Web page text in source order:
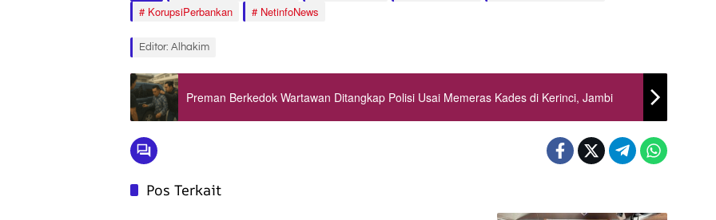
KorupsiPerbankan
NetinfoNews
Editor: Alhakim
Preman Berkedok Wartawan Ditangkap Polisi Usai Memeras Kades di Kerinci, Jambi
Pos Terkait
Daerah